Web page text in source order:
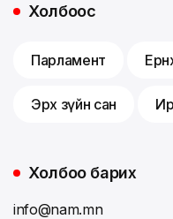
Холбоос
Парламент
Эрх зүйн сан
Холбоо барих
info@nam.mn